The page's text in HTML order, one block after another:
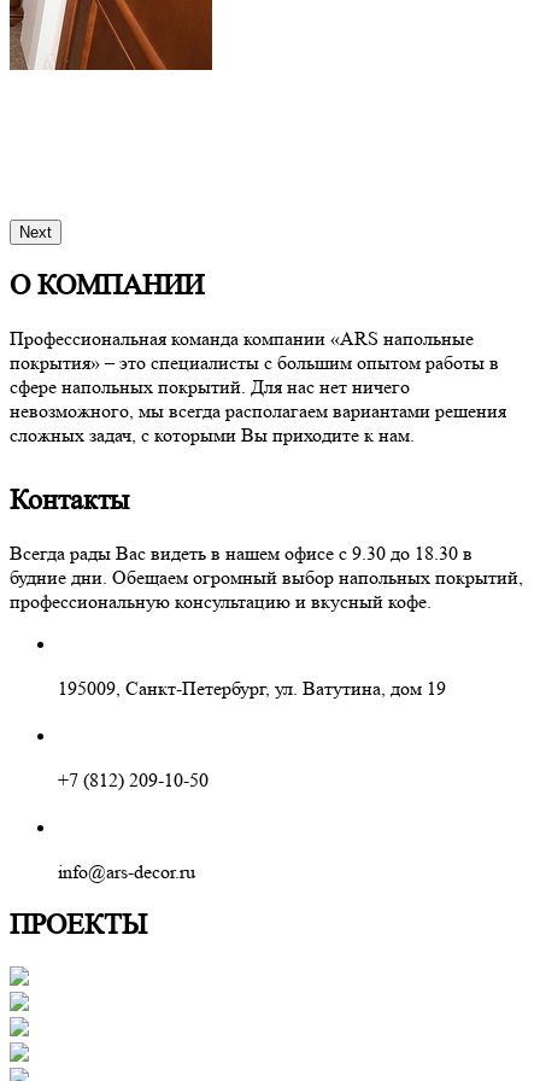
Next
О КОМПАНИИ
Профессиональная команда компании «ARS напольные
покрытия» – это специалисты с большим опытом работы в
сфере напольных покрытий. Для нас нет ничего
невозможного, мы всегда располагаем вариантами решения
сложных задач, с которыми Вы приходите к нам.
Контакты
Всегда рады Вас видеть в нашем офисе с 9.30 до 18.30 в
будние дни. Обещаем огромный выбор напольных покрытий,
профессиональную консультацию и вкусный кофе.
195009, Санкт-Петербург, ул. Ватутина, дом 19
+7 (812) 209-10-50
info@ars-decor.ru
ПРОЕКТЫ